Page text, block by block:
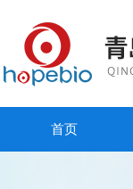
首页